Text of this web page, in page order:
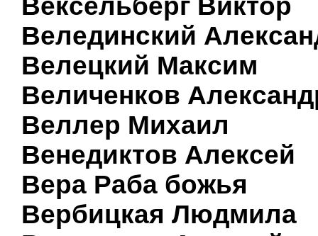
Вексельберг Виктор
Велединский
Велецкий Максим
Величенков
Веллер Михаил
Венедиктов Алексей
Вера Раба божья
Вербицкая Людмила